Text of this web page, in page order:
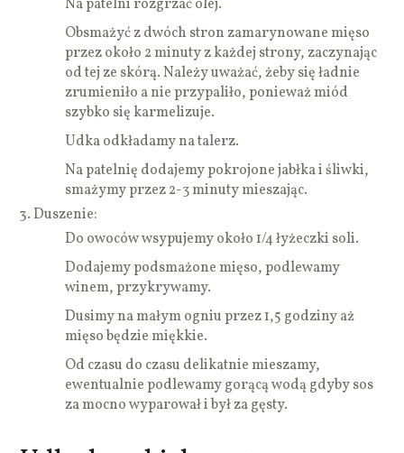
Na patelni rozgrzać olej.
Obsmażyć z dwóch stron zamarynowane mięso
przez około 2 minuty z każdej strony, zaczynając
od tej ze skórą. Należy uważać, żeby się ładnie
zrumieniło a nie przypaliło, ponieważ miód
szybko się karmelizuje.
Udka odkładamy na talerz.
Na patelnię dodajemy pokrojone jabłka i śliwki,
smażymy przez 2-3 minuty mieszając.
Duszenie:
Do owoców wsypujemy około 1/4 łyżeczki soli.
Dodajemy podsmażone mięso, podlewamy
winem, przykrywamy.
Dusimy na małym ogniu przez 1,5 godziny aż
mięso będzie miękkie.
Od czasu do czasu delikatnie mieszamy,
ewentualnie podlewamy gorącą wodą gdyby sos
za mocno wyparował i był za gęsty.